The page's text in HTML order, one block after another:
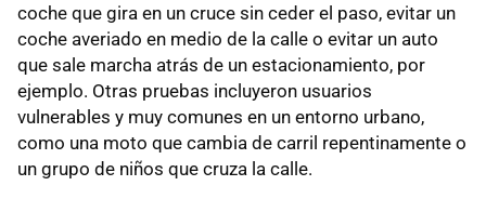
coche que gira en un cruce sin ceder el paso, evitar un
coche averiado en medio de la calle o evitar un auto
que sale marcha atrás de un estacionamiento, por
ejemplo. Otras pruebas incluyeron usuarios
vulnerables y muy comunes en un entorno urbano,
como una moto que cambia de carril repentinamente o
un grupo de niños que cruza la calle.